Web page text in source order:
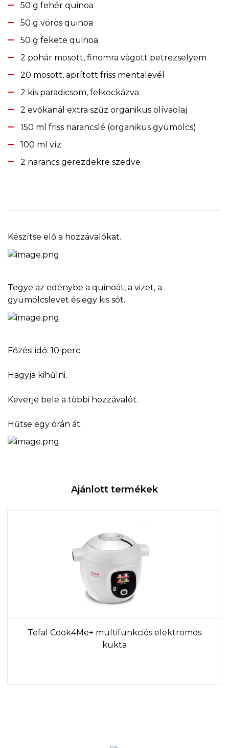
50 g fehér quinoa
50 g vörös quinoa
50 g fekete quinoa
2 pohár mosott, finomra vágott petrezselyem
20 mosott, aprított friss mentalevél
2 kis paradicsom, felkockázva
2 evőkanál extra szűz organikus olívaolaj
150 ml friss narancslé (organikus gyümölcs)
100 ml víz
2 narancs gerezdekre szedve
Készítse elő a hozzávalókat.
Tegye az edénybe a quinoát, a vizet, a
gyümölcslevet és egy kis sót.
Főzési idő: 10 perc
Hagyja kihűlni.
Keverje bele a többi hozzávalót.
Hűtse egy órán át.
Ajánlott termékek
Tefal Cook4Me+ multifunkciós elektromos
kukta